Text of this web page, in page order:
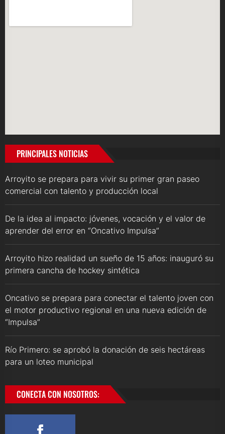
PRINCIPALES NOTICIAS
Arroyito se prepara para vivir su primer gran paseo
comercial con talento y producción local
De la idea al impacto: jóvenes, vocación y el valor de
aprender del error en “Oncativo Impulsa”
Arroyito hizo realidad un sueño de 15 años: inauguró su
primera cancha de hockey sintética
Oncativo se prepara para conectar el talento joven con
el motor productivo regional en una nueva edición de
“Impulsa”
Río Primero: se aprobó la donación de seis hectáreas
para un loteo municipal
CONECTA CON NOSOTROS: